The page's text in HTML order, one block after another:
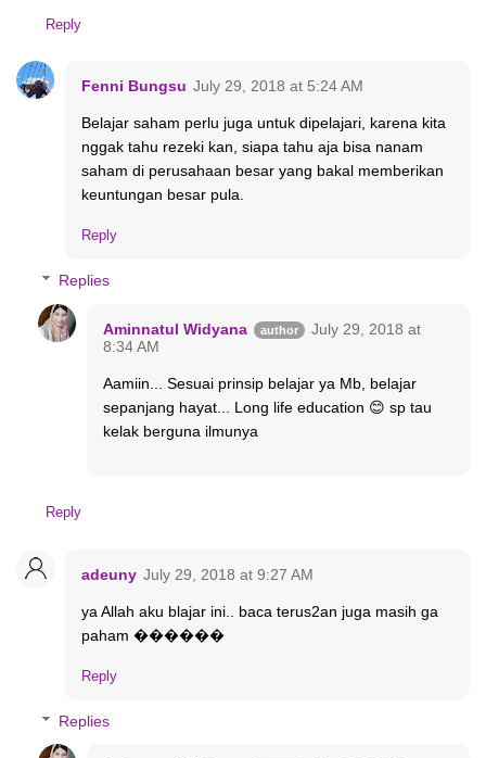
Reply
Fenni Bungsu July 29, 2018 at 5:24 AM
Belajar saham perlu juga untuk dipelajari, karena kita
nggak tahu rezeki kan, siapa tahu aja bisa nanam
saham di perusahaan besar yang bakal memberikan
keuntungan besar pula.
Reply
Replies
Aminnatul Widyana
July 29, 2018 at
8:34 AM
Aamiin... Sesuai prinsip belajar ya Mb, belajar
sepanjang hayat... Long life education 😊 sp tau
kelak berguna ilmunya
Reply
adeuny July 29, 2018 at 9:27 AM
ya Allah aku blajar ini.. baca terus2an juga masih ga
paham ������
Reply
Replies